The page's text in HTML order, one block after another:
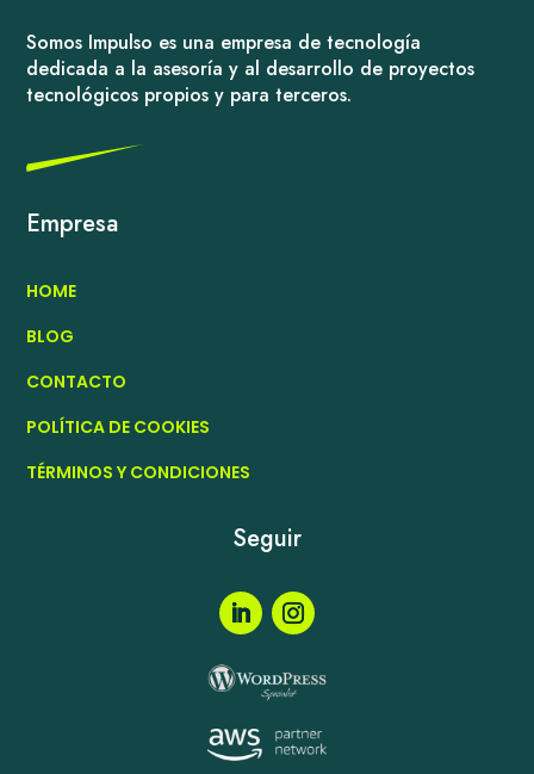
Somos Impulso es una empresa de tecnología
dedicada a la asesoría y al desarrollo de proyectos
tecnológicos propios y para terceros.
Empresa
HOME
BLOG
CONTACTO
POLÍTICA DE COOKIES
TÉRMINOS Y CONDICIONES
Seguir